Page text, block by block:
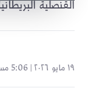
القنصلية
١٩ مايو ٢٠٢٦ | 5:06 مساءً